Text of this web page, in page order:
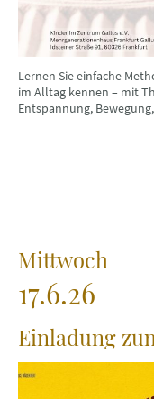
Lernen Sie einfache
im Alltag kennen – mit
Entspannung,
Mittwoch
17.6.26
Einladung